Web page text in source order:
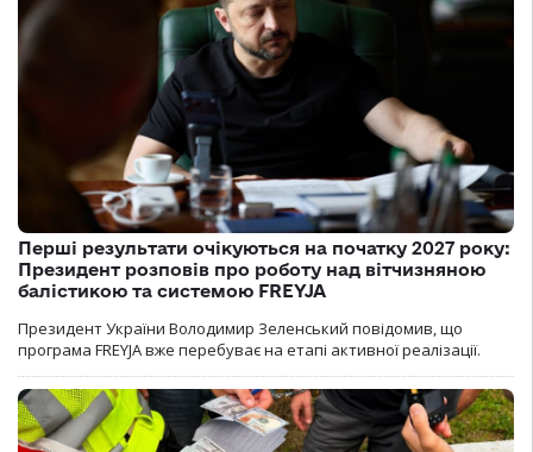
Перші результати очікуються на початку 2027 року:
Президент розповів про роботу над вітчизняною
балістикою та системою FREYJA
Президент України Володимир Зеленський повідомив, що
програма FREYJA вже перебуває на етапі активної реалізації.